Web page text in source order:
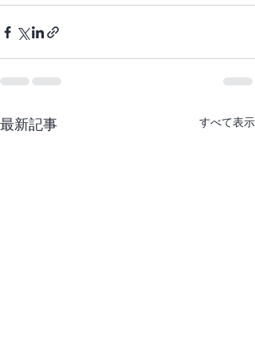
最新記事 すべて表示